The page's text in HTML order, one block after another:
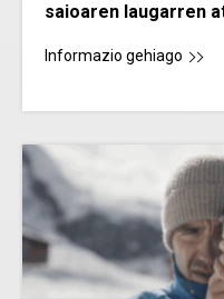
saioaren laugarren
Informazio gehiago